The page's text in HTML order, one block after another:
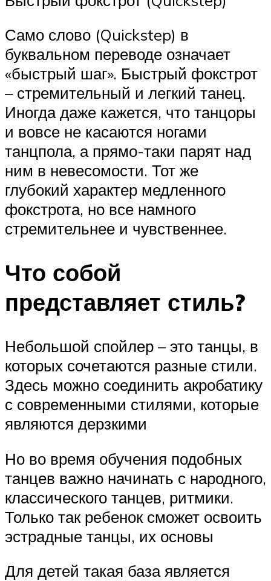
Само слово (Quickstep) в
буквальном переводе означает
«быстрый шаг». Быстрый фокстрот
– стремительный и легкий танец.
Иногда даже кажется, что танцоры
и вовсе не касаются ногами
танцпола, а прямо-таки парят над
ним в невесомости. Тот же
глубокий характер медленного
фокстрота, но все намного
стремительнее и чувственнее.
Что собой
представляет стиль?
Небольшой спойлер – это танцы, в
которых сочетаются разные стили.
Здесь можно соединить акробатику
с современными стилями, которые
являются дерзкими
Но во время обучения подобных
танцев важно начинать с народного,
классического танцев, ритмики.
Только так ребенок сможет освоить
эстрадные танцы, их основы
Для детей такая база является